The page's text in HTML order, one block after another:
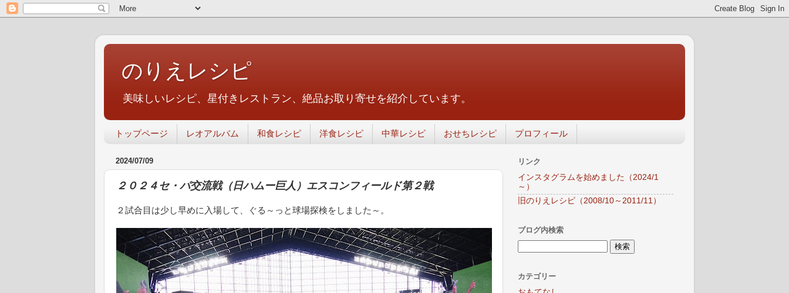
のりえレシピ
美味しいレシピ、星付きレストラン、絶品お取り寄せを紹介しています。
トップページ レオアルバム 和食レシピ 洋食レシピ 中華レシピ おせちレシピ プロフィール
2024/07/09
２０２４セ・パ交流戦（日ハムー巨人）エスコンフィールド第２戦
２試合目は少し早めに入場して、ぐる～っと球場探検をしました～。
リンク
インスタグラムを始めました（2024/1
～）
旧のりえレシピ（2008/10～2011/11）
ブログ内検索
カテゴリー